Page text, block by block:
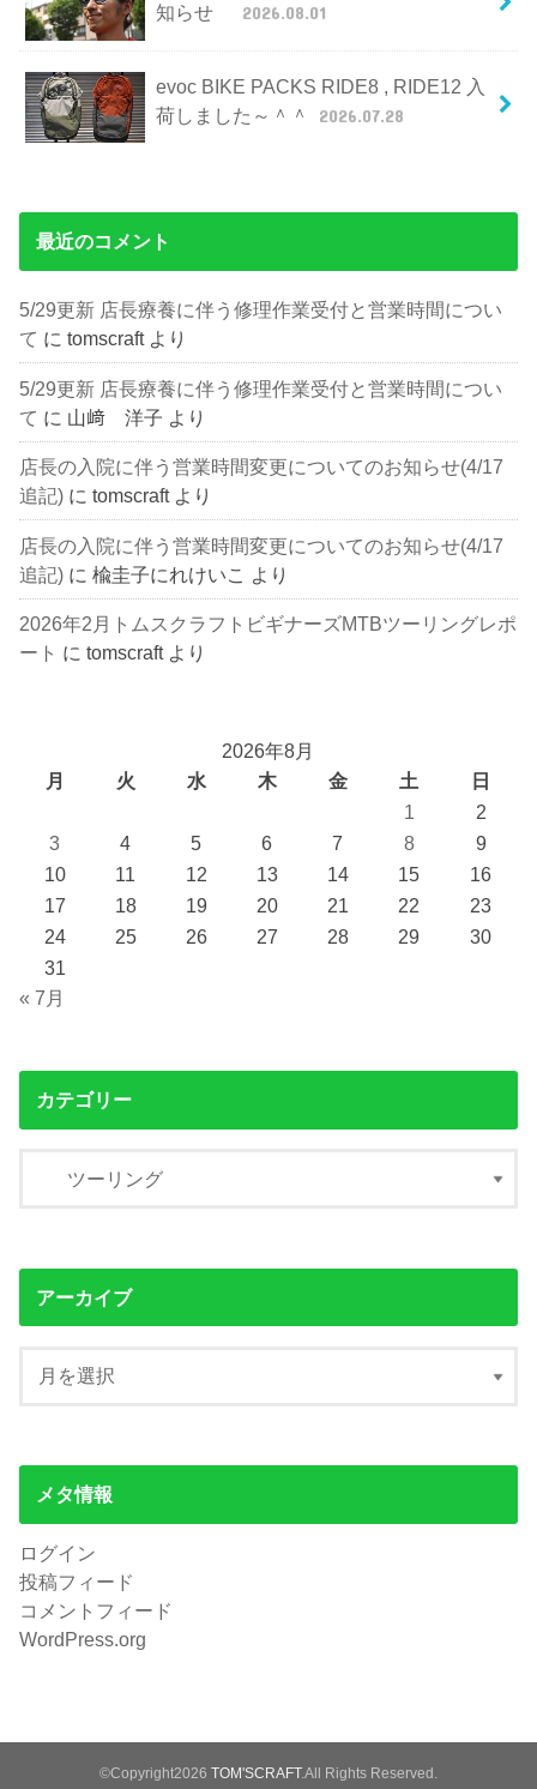
知らせ
2026.08.01
evoc BIKE PACKS RIDE8 , RIDE12 入
荷しました～＾＾
2026.07.28
最近のコメント
5/29更新 店長療養に伴う修理作業受付と営業時間につい
て にtomscraftより
5/29更新 店長療養に伴う修理作業受付と営業時間につい
て に 山﨑 洋子 より
店長の入院に伴う営業時間変更についてのお知らせ(4/17
追記) にtomscraftより
店長の入院に伴う営業時間変更についてのお知らせ(4/17
追記) に楡圭子にれけいこ より
2026年2月トムスクラフトビギナーズMTBツーリングレポ
ート にtomscraftより
2026年8月
月
火 水 木 金 土
日
1
2
3
4 5 6 7 8
9
10
11 12 13 14 15
16
17
18 19 20 21 22
23
24
25 26 27 28 29
30
31
« 7月
カテゴリー
アーカイブ
メタ情報
ログイン
投稿フィード
コメントフィード
WordPress.org
©Copyright2026 TOM'SCRAFT.All Rights Reserved.